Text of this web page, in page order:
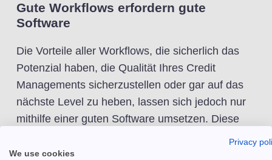
Gute Workflows erfordern gute
Software
Die Vorteile aller Workflows, die sicherlich das
Potenzial haben, die Qualität Ihres Credit
Managements sicherzustellen oder gar auf das
nächste Level zu heben, lassen sich jedoch nur
mithilfe einer guten Software umsetzen. Diese
Funktionen bieten, ohne den Anwender dabei zu
Privacy
We use cookies